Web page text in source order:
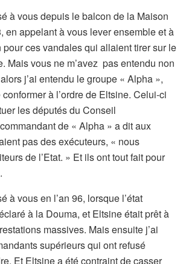
à vous depuis le balcon de la Maison
en appelant à vous lever ensemble et à
ces vandales qui allaient tirer sur le
Mais vous ne m’avez pas entendu non
j’ai entendu le groupe « Alpha »,
à l’ordre de Eltsine. Celui-ci
les députés du Conseil
de « Alpha » a dit aux
pas des exécuteurs, « nous
de l’Etat. » Et ils ont tout fait pour
à vous en l’an 96, lorsque l’état
à la Douma, et Eltsine était prêt à
massives. Mais ensuite j’ai
supérieurs qui ont refusé
Et Eltsine a été contraint de casser